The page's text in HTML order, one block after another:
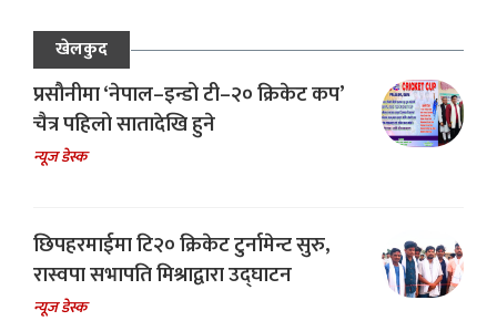
खेलकुद
प्रसौनीमा ‘नेपाल–इन्डो टी–२० क्रिकेट कप’
चैत्र पहिलो सातादेखि हुने
न्यूज डेस्क
छिपहरमाईमा टि२० क्रिकेट टुर्नामेन्ट सुरु,
रास्वपा सभापति मिश्राद्वारा उद्घाटन
न्यूज डेस्क